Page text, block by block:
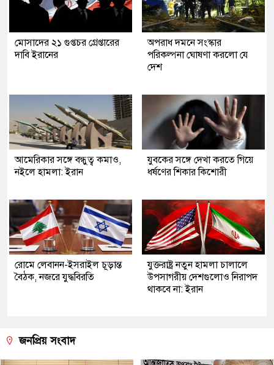
মোসাদের ২১ গুপ্তচর গ্রেপ্তারের
দাবি ইরানের
অপরাধ দমনে সংস্কার
পরিকল্পনা ঘোষণা করলো যে
দেশ
আমেরিকার সঙ্গে বন্ধুত্ব কমাও,
নইলে হামলা: ইরান
যুবকের সঙ্গে দেখা করতে গিয়ে
ধর্ষণের শিকার কিশোরী
রোমে লেবানন-ইসরাইল চূড়ান্ত
বৈঠক, নজরে যুদ্ধবিরতি
যুক্তরাষ্ট্র নতুন হামলা চালালে
উপসাগরীয় দেশগুলোও নিরাপদ
থাকবে না: ইরান
জনপ্রিয় সংবাদ